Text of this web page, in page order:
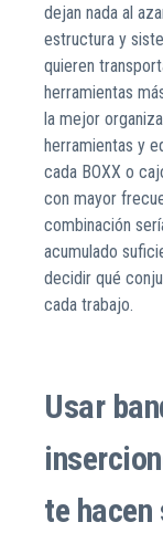
dejan nada al
estructura y
quieren
herramientas
la mejor
herramientas y
cada BOXX o
con mayor
combinación
acumulado
decidir qué
cada trabajo.
Usar
te